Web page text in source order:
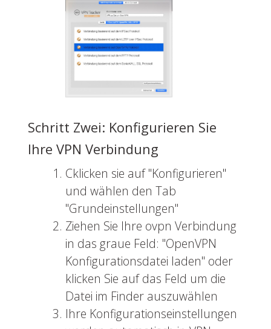
Schritt Zwei: Konfigurieren Sie
Ihre VPN Verbindung
Cklicken sie auf "Konfigurieren"
und wählen den Tab
"Grundeinstellungen"
Ziehen Sie Ihre ovpn Verbindung
in das graue Feld: "OpenVPN
Konfigurationsdatei laden" oder
klicken Sie auf das Feld um die
Datei im Finder auszuwählen
Ihre Konfigurationseinstellungen